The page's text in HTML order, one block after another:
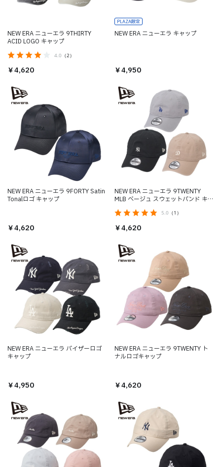
NEW ERA ニューエラ 9THIRTY
ACID LOGO キャップ
4.0 （2）
￥4,620
PLAZA限定
NEW ERA ニューエラ キャップ
￥4,950
NEW ERA ニューエラ 9FORTY Satin
Tonalロゴ キャップ
￥4,620
NEW ERA ニューエラ 9TWENTY
MLB ベージュ スウェットバンド キャ
5.0 （1）
￥4,620
NEW ERA ニューエラ バイザーロゴ
キャップ
￥4,950
NEW ERA ニューエラ 9TWENTY ト
ナルロゴキャップ
￥4,620